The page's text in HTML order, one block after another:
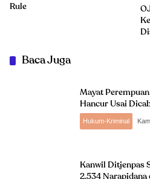
Rule
Baca Juga
Mayat
Hancur Usai
Hukum-Kriminal
Kanwil Ditjenpas
2.534 Narapidana